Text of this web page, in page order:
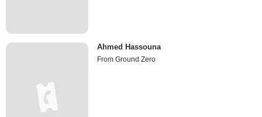
Ahmed Hassouna
From Ground Zero